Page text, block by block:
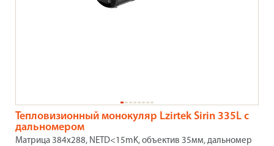
Тепловизионный монокуляр Lzirtek Sirin 335L с
дальномером
Матрица 384х288, NETD<15mK, объектив 35мм, дальномер